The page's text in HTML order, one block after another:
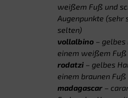
weißem Fuß und
Augenpunkte (sehr
selten)
vollalbino – gelbes
einem weißem Fuß
rodatzi – gelbes
einem braunen Fuß
madagascar –